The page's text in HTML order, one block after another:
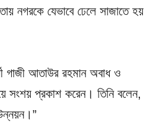
নগরকে যেভাবে ঢেলে সাজাতে হয়
গাজী আতাউর রহমান অবাধ ও
সংশয় প্রকাশ করেন। তিনি বলেন,